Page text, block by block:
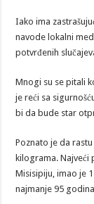
Iako ima
navode lokalni
potvrđenih
Mnogi su se pitali
je reći sa
bi da bude star
Poznato je da
kilograma. Najveći
Misisipiju, imao je
najmanje 95